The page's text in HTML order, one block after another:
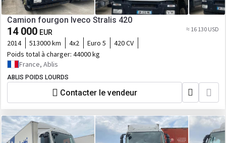
Camion fourgon Iveco Stralis 420
14 000 EUR ≈ 16 130 USD
2014 513000 km 4x2 Euro 5
420 CV
Poids total à charger: 44000 kg
France, Ablis
ABLIS POIDS LOURDS
Contacter le vendeur